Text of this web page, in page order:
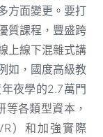
方面變更。要打
質課程，豐盛跨
上線下混雜式講
如，國度高級教
夜學的2.7萬門
各類型資本，
）和加強實際